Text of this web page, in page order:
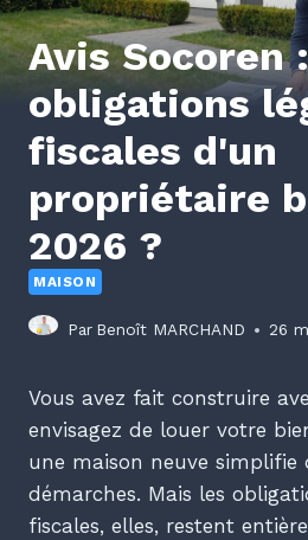
Avis Socoren :
obligations
fiscales d'un
propriétaire
2026 ?
MAISON
Par Benoît MARCHAND 26
Vous avez fait construire
envisagez de louer votre
une maison neuve simplifie
démarches. Mais les
fiscales, elles, restent